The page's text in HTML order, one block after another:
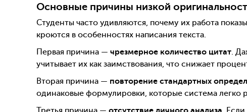
Основные причины низкой
Студенты часто удивляются, почему их работа
кроются в особенностях написания текста.
Первая причина — чрезмерное количество цитат.
учитывает их как заимствования, что снижает
Вторая причина — повторение стандартных
одинаковые формулировки, которые система легко